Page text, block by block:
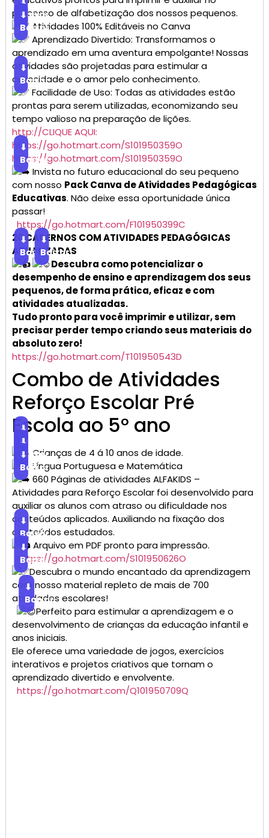
processo de alfabetização dos nossos pequenos.
Baixar
Atividades 100% Editáveis no Canva
⬇
Baixar
Aprendizado Divertido: Transformamos o
aprendizado em uma aventura empolgante! Nossas
atividades são projetadas para estimular a
curiosidade e o amor pelo conhecimento.
⬇
Baixar
Facilidade de Uso: Todas as atividades estão
prontas para serem utilizadas, economizando seu
tempo valioso na preparação de lições.
http://CLIQUE AQUI:
https://go.hotmart.com/S101950359O
https://go.hotmart.com/S101950359O
⬇
Baixar
Invista no futuro educacional do seu pequeno
com nosso Pack Canva de Atividades Pedagógicas
Educativas. Não deixe essa oportunidade única
passar!
https://go.hotmart.com/F101950399C
20 CADERNOS COM ATIVIDADES PEDAGÓGICAS
ATUALIZADAS
⬇
Baixar
⬇
Baixar
Descubra como potencializar o
desempenho de ensino e aprendizagem dos seus
pequenos, de forma prática, eficaz e com
atividades atualizadas.
Tudo pronto para você imprimir e utilizar, sem
precisar perder tempo criando seus materiais do
absoluto zero!
https://go.hotmart.com/T101950543D
Combo de Atividades
Reforço Escolar Pré
Escola ao 5° ano
⬇
Baixar
Crianças de 4 á 10 anos de idade.
⬇
Baixar
Língua Portuguesa e Matemática
⬇
Baixar
660 Páginas de atividades ALFAKIDS –
Atividades para Reforço Escolar foi desenvolvido para
auxiliar os alunos com atraso ou dificuldade nos
conteúdos aplicados. Auxiliando na fixação dos
conteúdos estudados.
⬇
Baixar
Arquivo em PDF pronto para impressão.
https://go.hotmart.com/S101950626O
⬇
Baixar
Descubra o mundo encantado da aprendizagem
com nosso material repleto de mais de 700
atividades escolares!
⬇
Baixar
Perfeito para estimular a aprendizagem e o
desenvolvimento de crianças da educação infantil e
anos iniciais.
Ele oferece uma variedade de jogos, exercícios
interativos e projetos criativos que tornam o
aprendizado divertido e envolvente.
https://go.hotmart.com/Q101950709Q